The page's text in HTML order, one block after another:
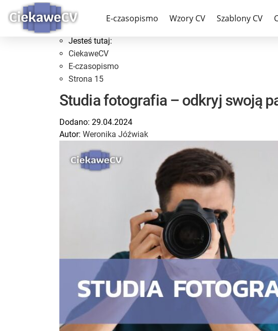
E-czasopismo Wzory CV Szablony CV
Blog - strona 15
Jesteś tutaj:
CiekaweCV
E-czasopismo
Strona 15
Studia fotografia – odkryj swoją
Dodano: 29.04.2024
Autor: Weronika Jóźwiak